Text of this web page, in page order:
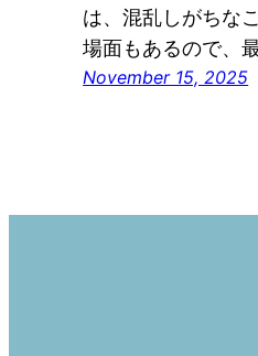
は、混乱しがちな
場面もあるので、
November 15, 2025